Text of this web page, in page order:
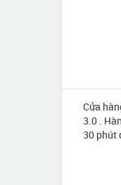
Cửa
3.0 .
30 phút